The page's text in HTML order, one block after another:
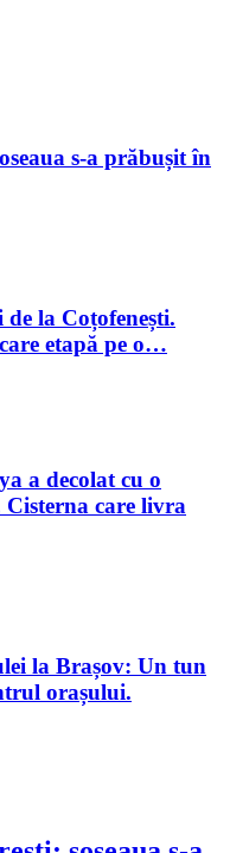
s-a prăbușit în
la Coțofenești.
etapă pe o…
a decolat cu o
Cisterna care livra
la Brașov: Un tun
orașului.